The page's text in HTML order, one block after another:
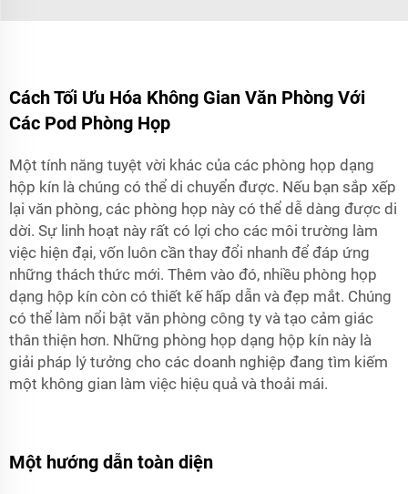
Cách Tối Ưu Hóa Không Gian Văn Phòng Với
Các Pod Phòng Họp
Một tính năng tuyệt vời khác của các phòng họp dạng
hộp kín là chúng có thể di chuyển được. Nếu bạn sắp xếp
lại văn phòng, các phòng họp này có thể dễ dàng được di
dời. Sự linh hoạt này rất có lợi cho các môi trường làm
việc hiện đại, vốn luôn cần thay đổi nhanh để đáp ứng
những thách thức mới. Thêm vào đó, nhiều phòng họp
dạng hộp kín còn có thiết kế hấp dẫn và đẹp mắt. Chúng
có thể làm nổi bật văn phòng công ty và tạo cảm giác
thân thiện hơn. Những phòng họp dạng hộp kín này là
giải pháp lý tưởng cho các doanh nghiệp đang tìm kiếm
một không gian làm việc hiệu quả và thoải mái.
Một hướng dẫn toàn diện